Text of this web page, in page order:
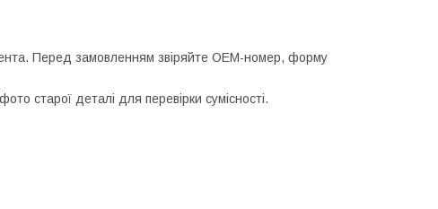
Перед замовленням звіряйте OEM-номер, форму
старої деталі для перевірки сумісності.